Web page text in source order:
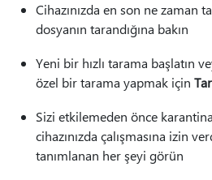
Cihazınızda en son ne zaman
dosyanın tarandığına bakın
Yeni bir hızlı tarama başlatın
özel bir tarama yapmak için
Sizi etkilemeden önce
cihazınızda çalışmasına izin
tanımlanan her şeyi görün